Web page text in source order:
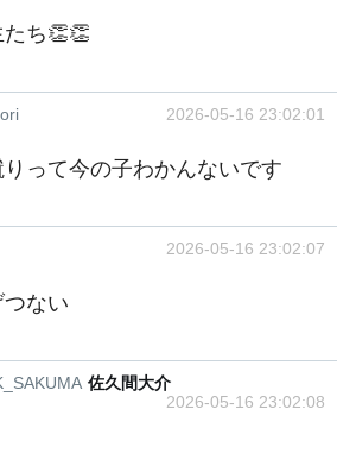
ち👏👏
2026-05-16 23:02:01
って今の子わかんないです
2026-05-16 23:02:07
ない
佐久間大介
2026-05-16 23:02:08